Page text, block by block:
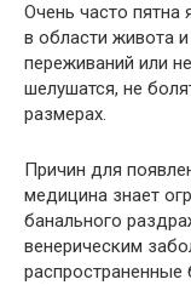
Очень часто пятна
в области живота
переживаний или
шелушатся, не
размерах.
Причин для
медицина знает
банального
венерическим